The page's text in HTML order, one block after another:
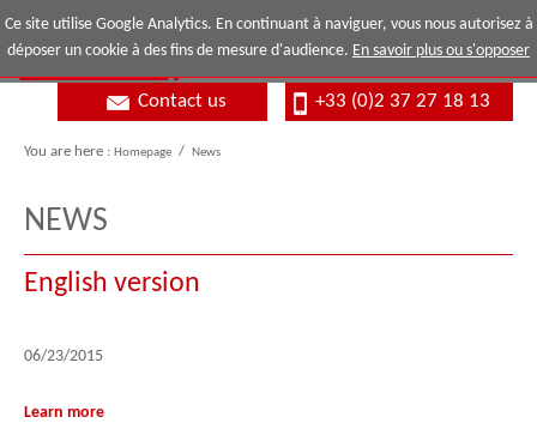
Ce site utilise Google Analytics. En continuant à naviguer, vous nous autorisez à
déposer un cookie à des fins de mesure d'audience. En savoir plus ou s'opposer
+33 (0)2 37 27 18 13
Contact us
You are here : Homepage / News
NEWS
English version
06/23/2015
Learn more